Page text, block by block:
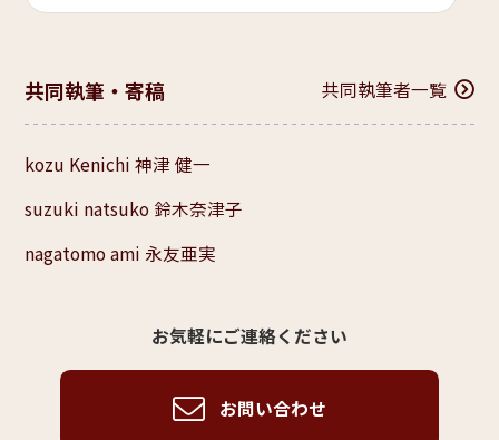
共同執筆・寄稿 共同執筆者一覧
kozu Kenichi 神津 健一
suzuki natsuko 鈴木奈津子
nagatomo ami 永友亜実
お気軽にご連絡ください
お問い合わせ